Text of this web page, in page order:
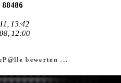
88486
13:42
12:00
bewerten ...